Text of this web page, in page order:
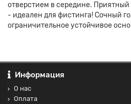
отверстием в середине.
- идеален для фистинга! Сочный
ограничительное устойчивое
Информация
О нас
Оплата